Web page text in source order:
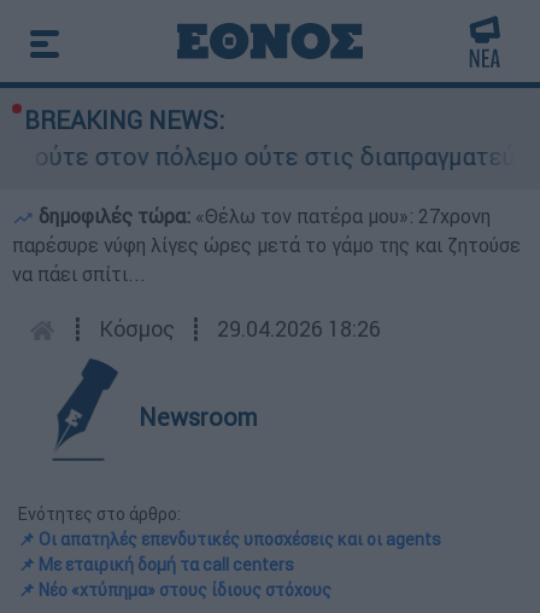
BREAKING NEWS:
ούτε στις διαπραγματεύσεις» - Οι
δημοφιλές τώρα: «Θέλω τον πατέρα μου»: 27χρονη
παρέσυρε νύφη λίγες ώρες μετά το γάμο της και ζητούσε
να πάει σπίτι...
┋ Κόσμος ┋ 29.04.2026 18:26
Newsroom
Ενότητες στο άρθρο:
📌 Οι απατηλές επενδυτικές υποσχέσεις και οι agents
📌 Με εταιρική δομή τα call centers
📌 Νέο «χτύπημα» στους ίδιους στόχους